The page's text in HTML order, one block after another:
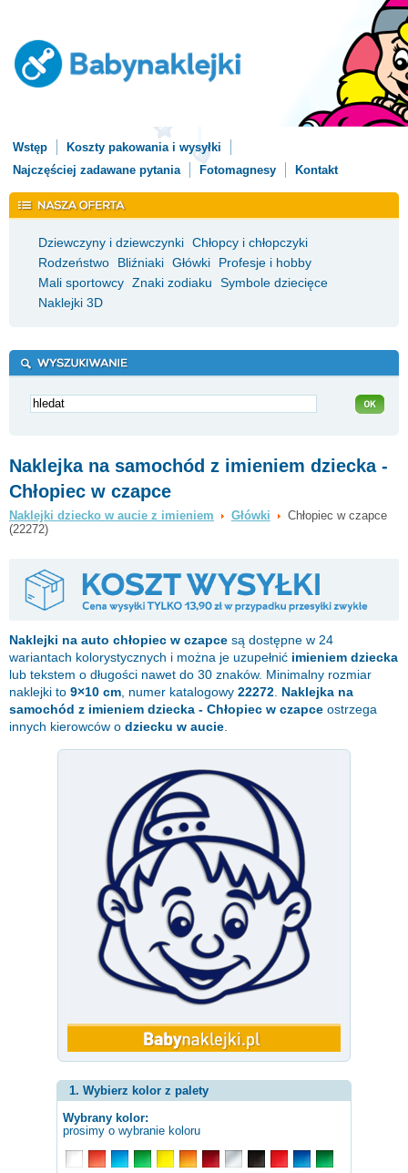
Wstęp
Koszty pakowania i wysyłki
Najczęściej zadawane pytania
Fotomagnesy Kontakt
Dziewczyny i dziewczynki Chłopcy i chłopczyki
Rodzeństwo
Bliźniaki Główki
Profesje i hobby
Mali sportowcy Znaki zodiaku
Symbole dziecięce
Naklejki 3D
Naklejka na samochód z imieniem dziecka -
Chłopiec w czapce
Naklejki dziecko w aucie z imieniem Główki
Chłopiec w czapce
(22272)
Naklejki na auto chłopiec w czapce są dostępne w 24
wariantach kolorystycznych i można je uzupełnić imieniem dziecka
lub tekstem o długości nawet do 30 znaków. Minimalny rozmiar
naklejki to 9×10 cm , numer katalogowy 22272 Naklejka na
samochód z imieniem dziecka - Chłopiec w czapce ostrzega
innych kierowców o dziecku w aucie
1. Wybierz kolor z palety
Wybrany kolor:
prosimy o wybranie koloru